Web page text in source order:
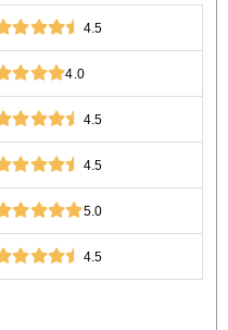
4.5
4.0
4.5
4.5
5.0
4.5